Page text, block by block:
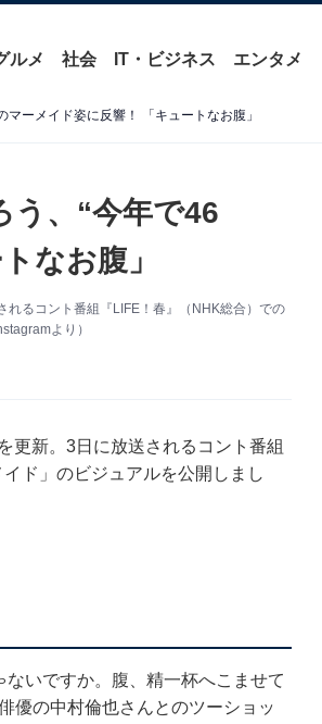
ルメ 社会 IT・ビジネス エンタメ
マーメイド姿に反響！ 「キュートなお腹」
う、“今年で46
なお腹」
るコント番組『LIFE！春』（NHK総合）での
より）
更新。3日に放送されるコント番組
ド」のビジュアルを公開しまし
いですか。腹、精一杯へこませて
優の中村倫也さんとのツーショッ